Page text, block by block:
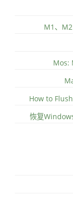
M1、
Mos:
How to
恢复